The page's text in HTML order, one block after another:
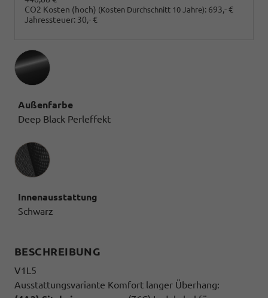
CO2 Kosten (hoch) (Kosten Durchschnitt 10 Jahre): 693,- €
Jahressteuer: 30,- €
Außenfarbe
Deep Black Perleffekt
Innenausstattung
Innenausstattung
Schwarz
BESCHREIBUNG
V1L5
Ausstattungsvariante Komfort langer Überhang: